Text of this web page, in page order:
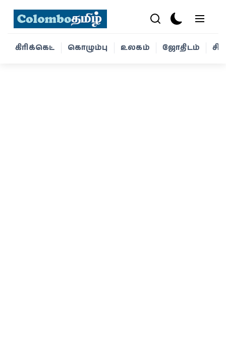
கிரிக்கெட் கொழும்பு உலகம் ஜோதிடம்